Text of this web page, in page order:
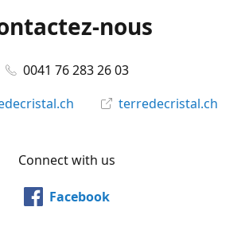
nous
0041 76 283 26 03
terredecristal.ch
Connect with us
Facebook